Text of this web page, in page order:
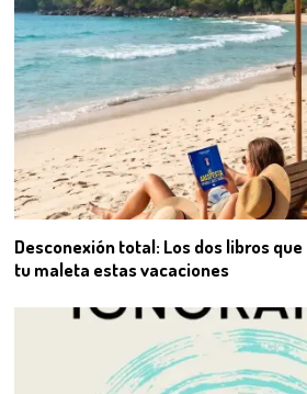
Desconexión total: Los dos libros
tu maleta estas vacaciones